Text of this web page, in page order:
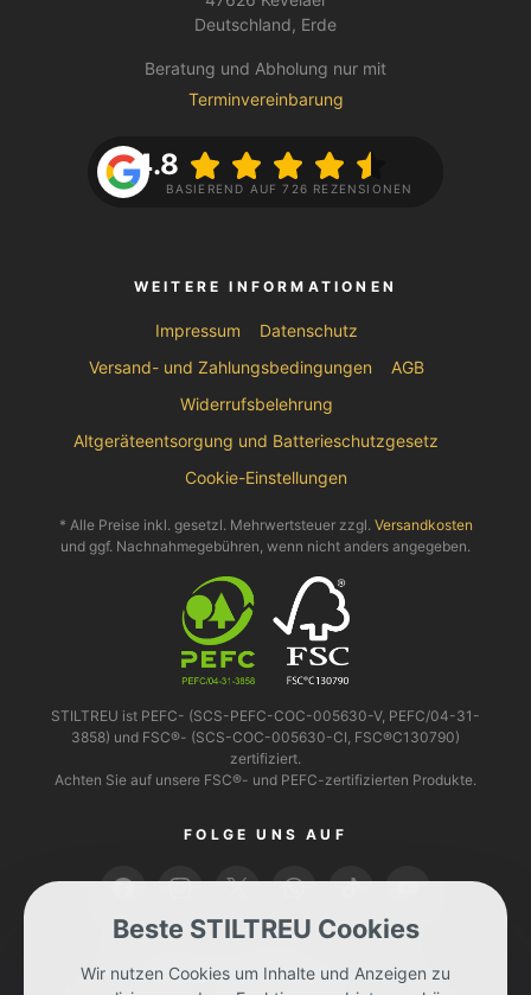
Deutschland, Erde
Beratung und Abholung nur mit
Terminvereinbarung
4.8
BASIEREND AUF 726 REZENSIONEN
WEITERE INFORMATIONEN
Impressum
Datenschutz
Versand- und Zahlungsbedingungen
AGB
Widerrufsbelehrung
Altgeräteentsorgung und Batterieschutzgesetz
Cookie-Einstellungen
* Alle Preise inkl. gesetzl. Mehrwertsteuer zzgl. Versandkosten
und ggf. Nachnahmegebühren, wenn nicht anders angegeben.
STILTREU ist PEFC- (SCS-PEFC-COC-005630-V, PEFC/04-31-
3858) und FSC®- (SCS-COC-005630-CI, FSC®C130790)
zertifiziert.
Achten Sie auf unsere FSC®- und PEFC-zertifizierten Produkte.
FOLGE UNS AUF
Beste STILTREU Cookies
Wir nutzen Cookies um Inhalte und Anzeigen zu